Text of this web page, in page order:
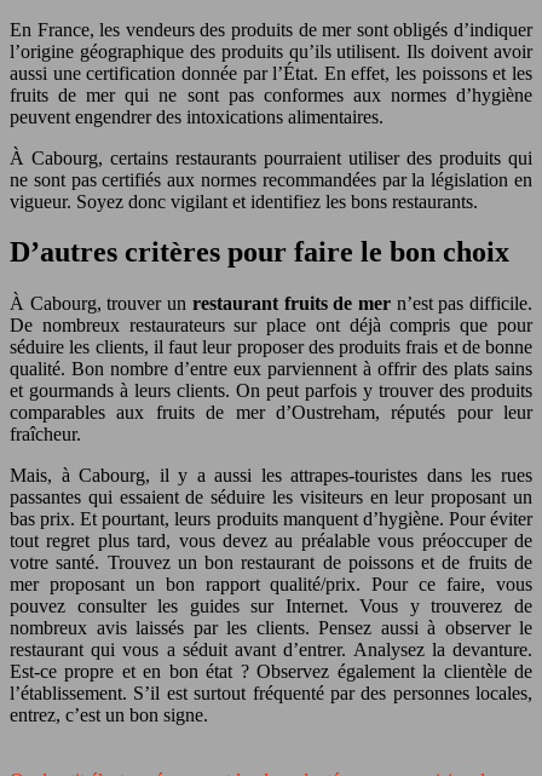
En France, les vendeurs des produits de mer sont obligés d’indiquer
l’origine géographique des produits qu’ils utilisent. Ils doivent avoir
aussi une certification donnée par l’État. En effet, les poissons et les
fruits de mer qui ne sont pas conformes aux normes d’hygiène
peuvent engendrer des intoxications alimentaires.
À Cabourg, certains restaurants pourraient utiliser des produits qui
ne sont pas certifiés aux normes recommandées par la législation en
vigueur. Soyez donc vigilant et identifiez les bons restaurants.
D’autres critères pour faire le bon choix
À Cabourg, trouver un restaurant fruits de mern’est pas difficile.
De nombreux restaurateurs sur place ont déjà compris que pour
séduire les clients, il faut leur proposer des produits frais et de bonne
qualité. Bon nombre d’entre eux parviennent à offrir des plats sains
et gourmands à leurs clients. On peut parfois y trouver des produits
comparables aux fruits de mer d’Oustreham, réputés pour leur
fraîcheur.
Mais, à Cabourg, il y a aussi les attrapes-touristes dans les rues
passantes qui essaient de séduire les visiteurs en leur proposant un
bas prix. Et pourtant, leurs produits manquent d’hygiène. Pour éviter
tout regret plus tard, vous devez au préalable vous préoccuper de
votre santé. Trouvez un bon restaurant de poissons et de fruits de
mer proposant un bon rapport qualité/prix. Pour ce faire, vous
pouvez consulter les guides sur Internet. Vous y trouverez de
nombreux avis laissés par les clients. Pensez aussi à observer le
restaurant qui vous a séduit avant d’entrer. Analysez la devanture.
Est-ce propre et en bon état ? Observez également la clientèle de
l’établissement. S’il est surtout fréquenté par des personnes locales,
entrez, c’est un bon signe.